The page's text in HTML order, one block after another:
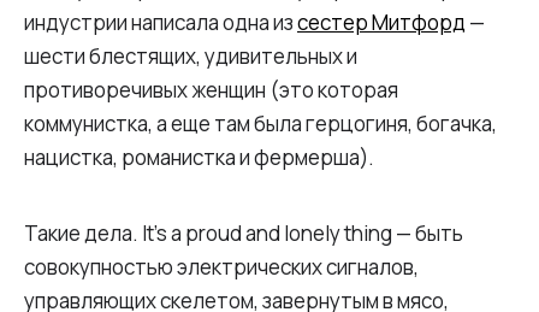
индустрии написала одна изсестер Митфорд —
шести блестящих, удивительных и
противоречивых женщин (это которая
коммунистка, а еще там была герцогиня, богачка,
нацистка, романистка и фермерша).
Такие дела. It’s a proud and lonely thing — быть
совокупностью электрических сигналов,
управляющих скелетом, завернутым в мясо,